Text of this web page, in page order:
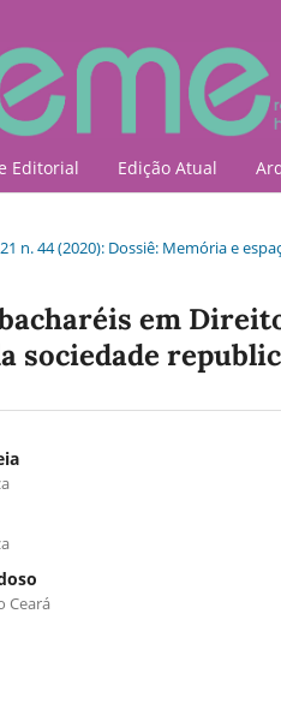
Editorial Edição Atual
n. 44 (2020): Dossiê: Memória e
em
sociedade
Ceará